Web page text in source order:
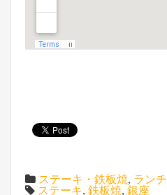
ステーキ・鉄板焼, ランチ
ステーキ, 鉄板焼, 銀座